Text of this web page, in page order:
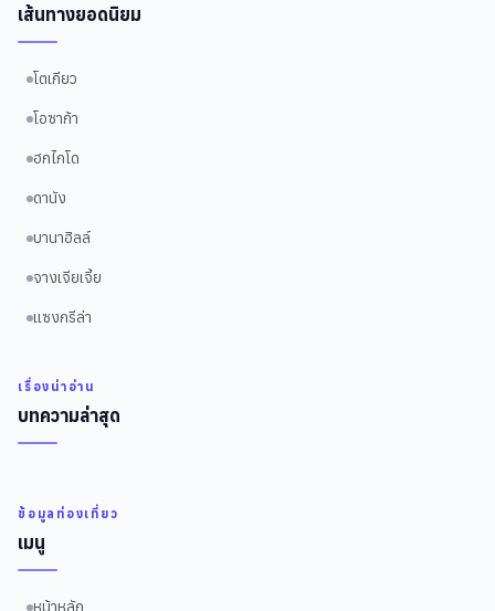
เส้นทางยอดนิยม
โตเกียว
โอซาก้า
ฮกไกโด
ดานัง
บานาฮิลล์
จางเจียเจี้ย
แซงกรีล่า
เรื่องน่าอ่าน
บทความล่าสุด
ข้อมูลท่องเที่ยว
เมนู
หน้าหลัก